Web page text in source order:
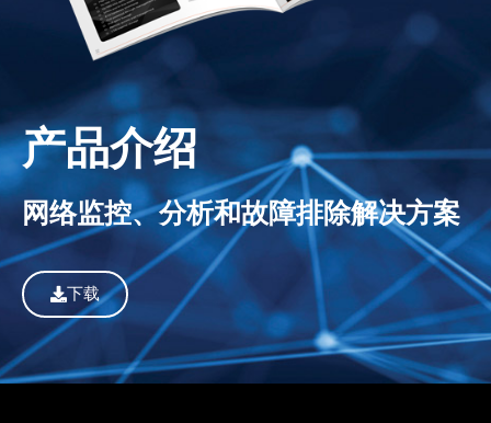
产品介绍
网络监控、分析和故障排除解决方案
下载